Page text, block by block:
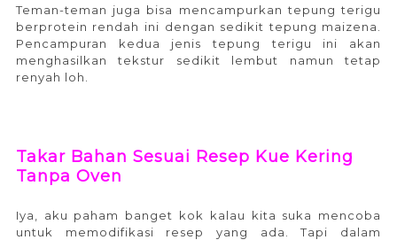
Teman-teman juga bisa mencampurkan tepung terigu
berprotein rendah ini dengan sedikit tepung maizena.
Pencampuran kedua jenis tepung terigu ini akan
menghasilkan tekstur sedikit lembut namun tetap
renyah loh.
Takar Bahan Sesuai Resep Kue Kering
Tanpa Oven
Iya, aku paham banget kok kalau kita suka mencoba
untuk memodifikasi resep yang ada. Tapi dalam